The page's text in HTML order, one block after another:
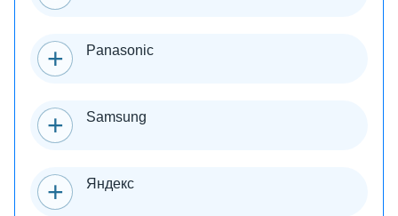
Panasonic
Samsung
Яндекс